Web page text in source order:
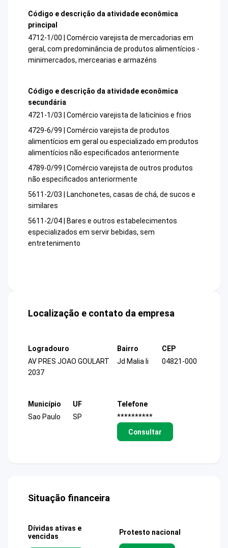
Código e descrição da atividade econômica
principal
4712-1/00 | Comércio varejista de mercadorias em
geral, com predominância de produtos alimentícios -
minimercados, mercearias e armazéns
Código e descrição da atividade econômica
secundária
4721-1/03 | Comércio varejista de laticínios e frios
4729-6/99 | Comércio varejista de produtos
alimentícios em geral ou especializado em produtos
alimentícios não especificados anteriormente
4789-0/99 | Comércio varejista de outros produtos
não especificados anteriormente
5611-2/03 | Lanchonetes, casas de chá, de sucos e
similares
5611-2/04 | Bares e outros estabelecimentos
especializados em servir bebidas, sem
entretenimento
Localização e contato da empresa
Logradouro
AV PRES JOAO GOULART
2037
Bairro
Jd Malia Ii
CEP
04821-000
Município
Sao Paulo
UF
SP
Telefone
**********
Consultar
Situação financeira
Dívidas ativas e
vencidas
Protesto nacional